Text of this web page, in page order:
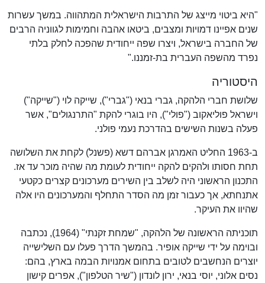
"היא ביטוי מייצג של התרבות הישראלית המתהווה. במשך עשרות
שנים אפיינו דמויות ומצבים, ביטאו אהבה וחמימות לגווניה הרבים
של החברה בישראל, ויצרו שפה ייחודית שהפכה לחלק בלתי
נפרד מהשפה העברית בת-זמננו."
היסטוריה
שלושת חברי הלהקה, גברי בנאי ("גברי"), שייקה לוי ("שייקה")
וישראל פוליאקוב ("פולי"), היו בוגרי להקת "התרנגולים", אשר
פעלה בשנות השישים בהדרכת נעמי פולני.
ב-1963 החליט האמרגן אברהם דשא (פשנל) לקחת את השלושה
תחת חסותו ולהקים להקה ייחודית לעומת מה שהיה מוכר עד אז.
התכנון הראשוני היה לשלב בין השירים מערכונים קצרים כקטעי
אתנחתא, אך כעבור זמן מה הסדר התחלף והמערכונים היו אלה
שהיוו את העיקר.
תוכניתה הראשונה של הלהקה, "שמחת זקנתי" (1964), נכתבה
ובוימה על ידי שייקה אופיר. בהמשך הדרך פעלו עם השלישייה
יוצרים הנחשבים לטובים בתחום אמנויות הבמה בארץ, בהם:
נסים אלוני, יוסי בנאי, ירון לונדון ("שיר הטלפון"), אפרים קישון